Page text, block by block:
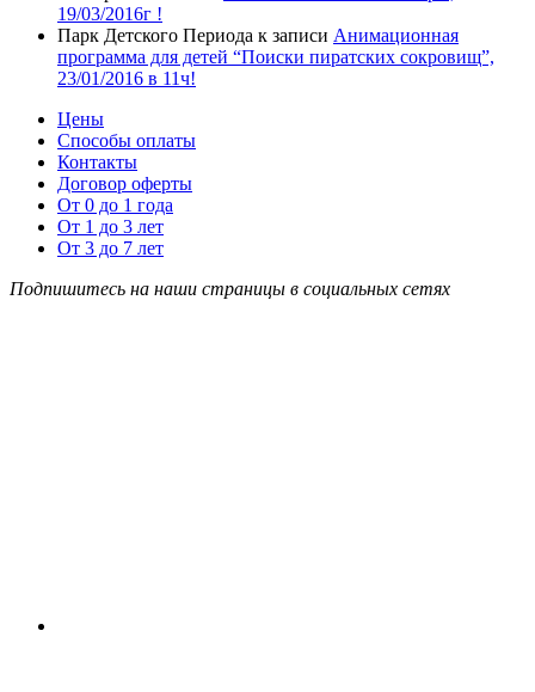
19/03/2016г !
Парк Детского Периода к записи Анимационная
программа для детей “Поиски пиратских сокровищ”,
23/01/2016 в 11ч!
Цены
Способы оплаты
Контакты
Договор оферты
От 0 до 1 года
От 1 до 3 лет
От 3 до 7 лет
Подпишитесь на наши страницы в социальных сетях